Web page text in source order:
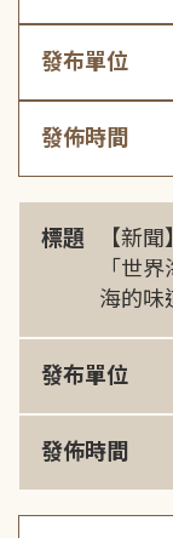
發布單位
發佈時間
標題
【新
「世
海的味
發布單位
發佈時間